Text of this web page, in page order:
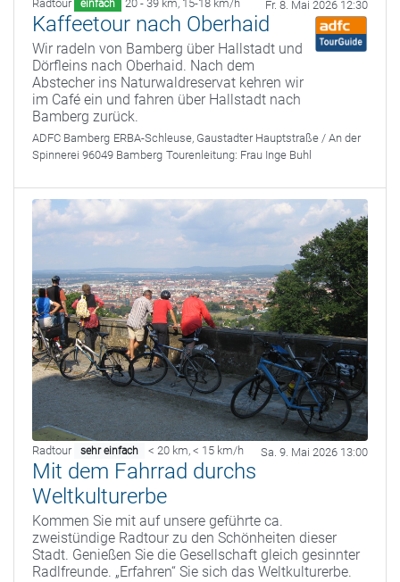
Radtour einfach 20 - 39 km, 15-18 km/h Fr. 8. Mai 2026 12:30
Kaffeetour nach Oberhaid
Wir radeln von Bamberg über Hallstadt und
Dörfleins nach Oberhaid. Nach dem
Abstecher ins Naturwaldreservat kehren wir
im Café ein und fahren über Hallstadt nach
Bamberg zurück.
ADFC Bamberg ERBA-Schleuse, Gaustadter Hauptstraße / An der
Spinnerei 96049 Bamberg Tourenleitung: Frau Inge Buhl
Radtour sehr einfach < 20 km, < 15 km/h Sa. 9. Mai 2026 13:00
Mit dem Fahrrad durchs
Weltkulturerbe
Kommen Sie mit auf unsere geführte ca.
zweistündige Radtour zu den Schönheiten dieser
Stadt. Genießen Sie die Gesellschaft gleich gesinnter
Radlfreunde. „Erfahren“ Sie sich das Weltkulturerbe.